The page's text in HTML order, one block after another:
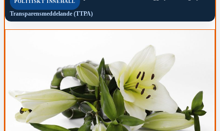
POLITISKT INNEHÅLL
Transparensmeddelande (TTPA)